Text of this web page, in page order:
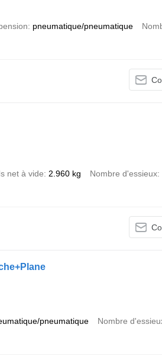
pneumatique/pneumatique
net à vide 2.960 kg Nombre d'essieux
pneumatique Nombre